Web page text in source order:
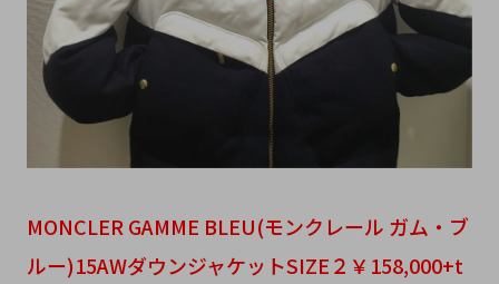
MONCLER GAMME BLEU(モンクレール ガム・ブ
ルー)15AWダウンジャケットSIZE２￥158,000+t